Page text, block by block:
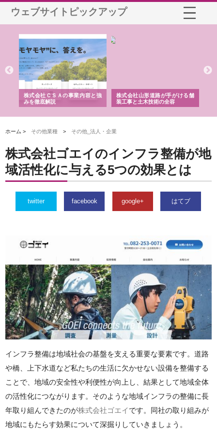
ウェブサイトピックアップ
株式会社ＣＳＡの事業内容と強
みを徹底解説
株式会社山形道路が手がける舗
装工事と土木技術の全容
ホーム > その他業種 > その他_法人・企業
株式会社ゴエイのインフラ整備が地
域活性化に与える5つの効果とは
twitter facebook google+ はてブ
インフラ整備は地域社会の基盤を支える重要な要素です。道路
や橋、上下水道など私たちの生活に欠かせない設備を整備する
ことで、地域の安全性や利便性が向上し、結果として地域全体
の活性化につながります。そのような地域インフラの整備に長
年取り組んできたのが株式会社ゴエイです。同社の取り組みが
地域にもたらす効果について深掘りしていきましょう。